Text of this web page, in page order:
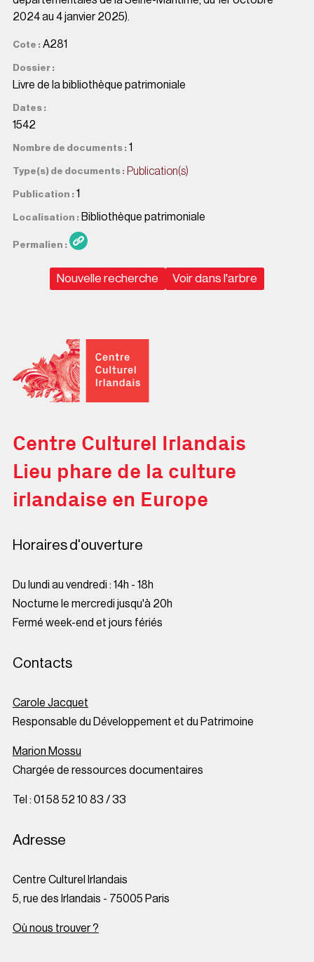
2024 au 4 janvier 2025).
Cote A281
Dossier
Livre de la bibliothèque patrimoniale
Dates
1542
Nombre de documents 1
Type(s) de documents Publication(s)
Publication 1
Localisation Bibliothèque patrimoniale
Permalien
Nouvelle recherche Voir dans l'arbre
Centre Culturel Irlandais
Lieu phare de la culture
irlandaise en Europe
Horaires d'ouverture
Du lundi au vendredi : 14h - 18h
Nocturne le mercredi jusqu'à 20h
Fermé week-end et jours fériés
Contacts
Carole Jacquet
Responsable du Développement et du Patrimoine
Marion Mossu
Chargée de ressources documentaires
Tel : 01 58 52 10 83 / 33
Adresse
Centre Culturel Irlandais
5, rue des Irlandais - 75005 Paris
Où nous trouver ?